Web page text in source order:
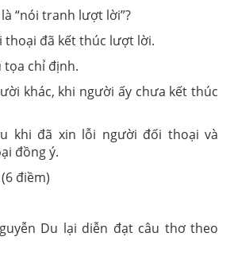
“nói tranh lượt lời”?
thoại đã kết thúc lượt lời.
tọa chỉ định.
khác, khi người ấy chưa kết thúc
khi đã xin lỗi người đối thoại và
đồng ý.
(6 điềm)
Du lại diễn đạt câu thơ theo